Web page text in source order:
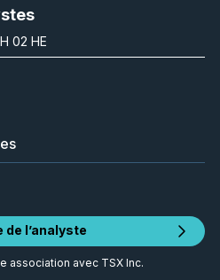
02 HE
de l’analyste
association avec TSX Inc.